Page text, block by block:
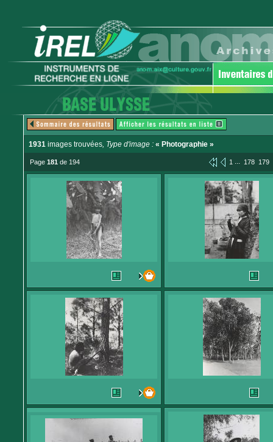
1931 images trouvées, Type d'image : « Photographie »
Page 181 de 194 1 ... 178 179